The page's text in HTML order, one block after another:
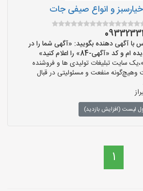
و انواع صیفی جات
با آگهی دهنده بگویید: «آگهی شما را در
«آگهی-84» را اعلام کنید»
سایت تبلیغات تولیدی ها و فروشنده
منفعت و مسئولیتی در قبال
لیست (افزایش بازدید)
1